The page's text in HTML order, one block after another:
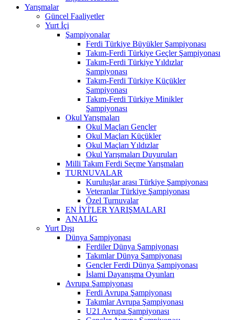
Yarışmalar
Güncel Faaliyetler
Yurt İçi
Şampiyonalar
Ferdi Türkiye Büyükler Şampiyonası
Takım-Ferdi Türkiye Geçler Şampiyonası
Takım-Ferdi Türkiye Yıldızlar
Şampiyonası
Takım-Ferdi Türkiye Küçükler
Şampiyonası
Takım-Ferdi Türkiye Minikler
Şampiyonası
Okul Yarışmaları
Okul Maçları Gençler
Okul Maçları Küçükler
Okul Maçları Yıldızlar
Okul Yarışmaları Duyuruları
Milli Takım Ferdi Seçme Yarışmaları
TURNUVALAR
Kuruluşlar arası Türkiye Şampiyonası
Veteranlar Türkiye Şampiyonası
Özel Turnuvalar
EN İYİ'LER YARIŞMALARI
ANALİG
Yurt Dışı
Dünya Şampiyonası
Ferdiler Dünya Şampiyonası
Takımlar Dünya Şampiyonası
Gençler Ferdi Dünya Şampiyonası
İslami Dayanışma Oyunları
Avrupa Şampiyonası
Ferdi Avrupa Şampiyonası
Takımlar Avrupa Şampiyonası
U21 Avrupa Şampiyonası